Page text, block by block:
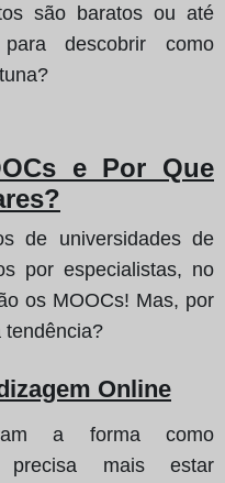
são baratos ou até
descobrir como
e Por Que
de universidades de
por especialistas, no
os MOOCs! Mas, por
tendência?
Online
a forma como
precisa mais estar